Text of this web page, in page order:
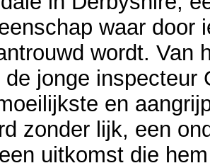
waar door
wordt. Van
de jonge inspecteur
en
zonder lijk, een
uitkomst die